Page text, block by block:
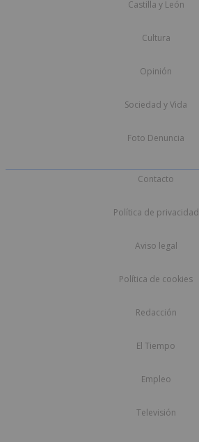
Castilla y León
Cultura
Opinión
Sociedad y Vida
Foto Denuncia
Contacto
Política de privacidad
Aviso legal
Política de cookies
Redacción
El Tiempo
Empleo
Televisión